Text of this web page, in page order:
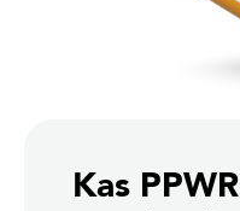
Kas PPWR